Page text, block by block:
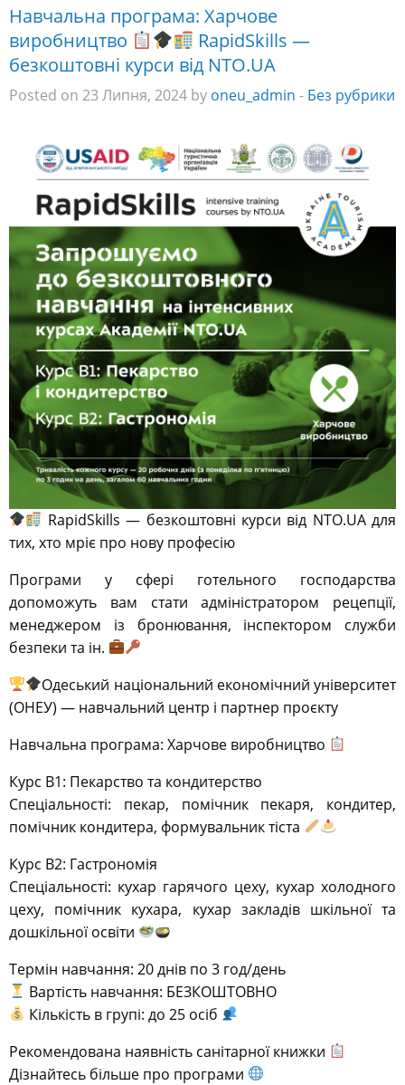
Навчальна програма: Харчове
виробництво
RapidSkills —
безкоштовні курси від NTO.UA
Posted on 23 Липня, 2024 by oneu_admin - Без рубрики
RapidSkills — безкоштовні курси від NTO.UA для
тих, хто мріє про нову професію
Програми у сфері готельного господарства
допоможуть вам стати адміністратором рецепції,
менеджером із бронювання, інспектором служби
безпеки та ін.
Одеський національний економічний університет
(ОНЕУ) — навчальний центр і партнер проєкту
Навчальна програма: Харчове виробництво
Курс В1: Пекарство та кондитерство
Спеціальності: пекар, помічник пекаря, кондитер,
помічник кондитера, формувальник тіста
Курс В2: Гастрономія
Спеціальності: кухар гарячого цеху, кухар холодного
цеху, помічник кухара, кухар закладів шкільної та
дошкільної освіти
Термін навчання: 20 днів по 3 год/день
Вартість навчання: БЕЗКОШТОВНО
Кількість в групі: до 25 осіб
Рекомендована наявність санітарної книжки
Дізнайтесь більше про програми